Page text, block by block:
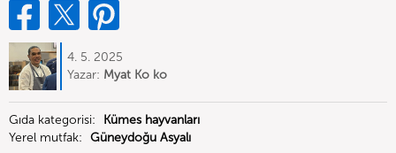
4. 5. 2025
Yazar: Myat Ko ko
Gıda kategorisi:
Kümes hayvanları
Yerel mutfak: Güneydoğu Asyalı